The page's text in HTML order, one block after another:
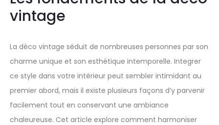
vintage
La déco vintage séduit de nombreuses personnes par son
charme unique et son esthétique intemporelle. Integrer
ce style dans votre intérieur peut sembler intimidant au
premier abord, mais il existe plusieurs façons d’y parvenir
facilement tout en conservant une ambiance
chaleureuse. Cet article explore comment harmoniser